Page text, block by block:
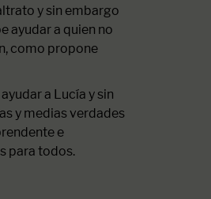
y sin embargo
ayudar a quien no
como propone
a Lucía y sin
y medias verdades
e
para todos.